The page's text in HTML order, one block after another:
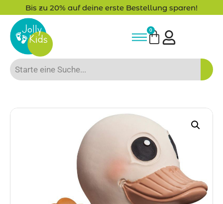
Bis zu 20% auf deine erste Bestellung sparen!
0